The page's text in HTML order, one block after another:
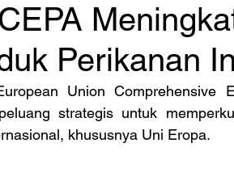
Perikanan
Union Comprehensive
strategis untuk
khususnya Uni Eropa.